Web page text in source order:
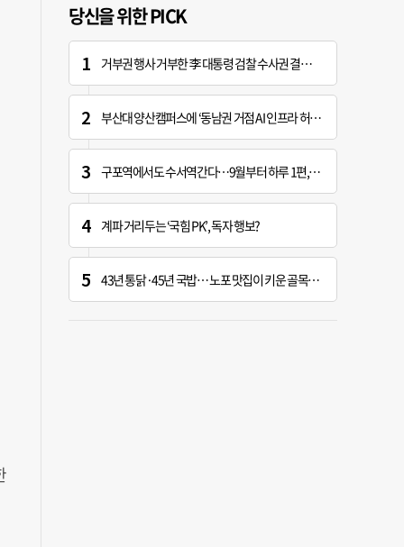
당신을 위한 PICK
거부권 행사 거부한 李 대통령 검찰 수사권 결국 역사 속으로
부산대 양산캠퍼스에 ‘동남권 거점 AI 인프라 허브’ 조성한다
구포역에서도 수서역간다…9월부터 하루 1편, 주말 2편
계파 거리두는 ‘국힘 PK’, 독자 행보?
43년 통닭·45년 국밥… 노포 맛집이 키운 골목시장 [골목시장, 다시 장날]